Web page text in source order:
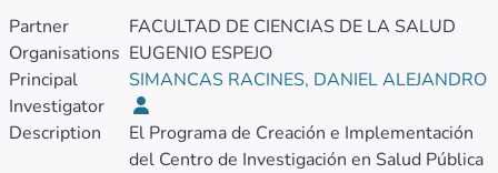
Partner
Organisations
FACULTAD DE CIENCIAS DE LA SALUD
EUGENIO ESPEJO
Principal
Investigator
SIMANCAS RACINES, DANIEL ALEJANDRO
Description
El Programa de Creación e Implementación
del Centro de Investigación en Salud Pública